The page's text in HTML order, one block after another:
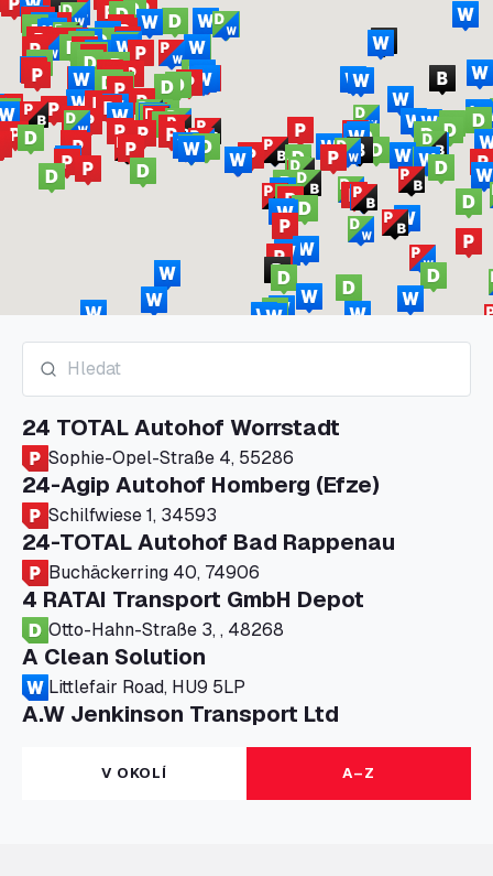
24 TOTAL Autohof Worrstadt
Sophie-Opel-Straße 4, 55286
24-Agip Autohof Homberg (Efze)
Schilfwiese 1, 34593
24-TOTAL Autohof Bad Rappenau
Buchäckerring 40, 74906
4 RATAI Transport GmbH Depot
Otto-Hahn-Straße 3, , 48268
A Clean Solution
Littlefair Road, HU9 5LP
A.W Jenkinson Transport Ltd
Progress House, ME11 5GA
A+G Nettetal - Depot Parking
Am Panneschopp 7, 41334
V OKOLÍ A–Z